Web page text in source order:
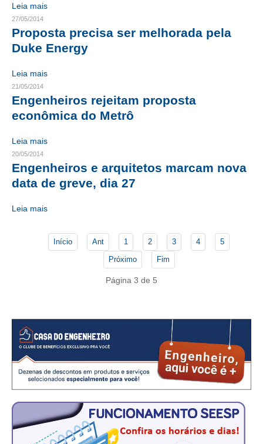
CONTATO
CURSOS
ENGENHEIRO EMPREENDEDOR
SEESP EDUCAÇÃO
PLATAFORMAS GRATUITAS
BENEFÍCIOS
APOSENTADORIA
CONVÊNIOS
SEESPPREV
PALAVRA DO MURILO
NOTÍCIAS
CONTEÚDO ESPECIAL
JORNAL DO ENGENHEIRO
Leia mais
27/05/2014
Proposta precisa ser melhorada pela
Duke Energy
Leia mais
21/05/2014
Engenheiros rejeitam proposta
econômica do Metrô
Leia mais
20/05/2014
Engenheiros e arquitetos marcam nova
data de greve, dia 27
Leia mais
Início Ant 1 2 3 4
5
Próximo
Fim
Página 3 de 5